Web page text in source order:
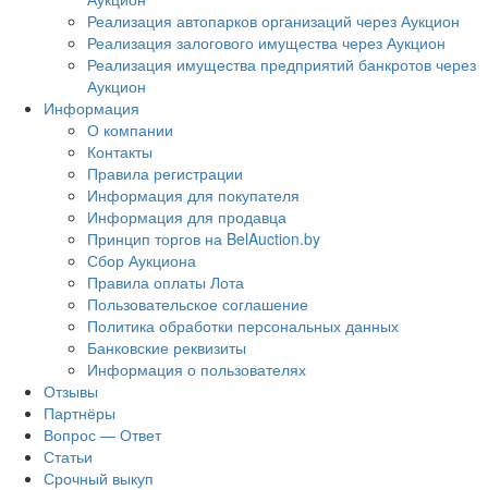
Реализация автопарков организаций через Аукцион
Реализация залогового имущества через Аукцион
Реализация имущества предприятий банкротов через
Аукцион
Информация
О компании
Контакты
Правила регистрации
Информация для покупателя
Информация для продавца
Принцип торгов на BelAuction.by
Сбор Аукциона
Правила оплаты Лота
Пользовательское соглашение
Политика обработки персональных данных
Банковские реквизиты
Информация о пользователях
Отзывы
Партнёры
Вопрос — Ответ
Статьи
Срочный выкуп